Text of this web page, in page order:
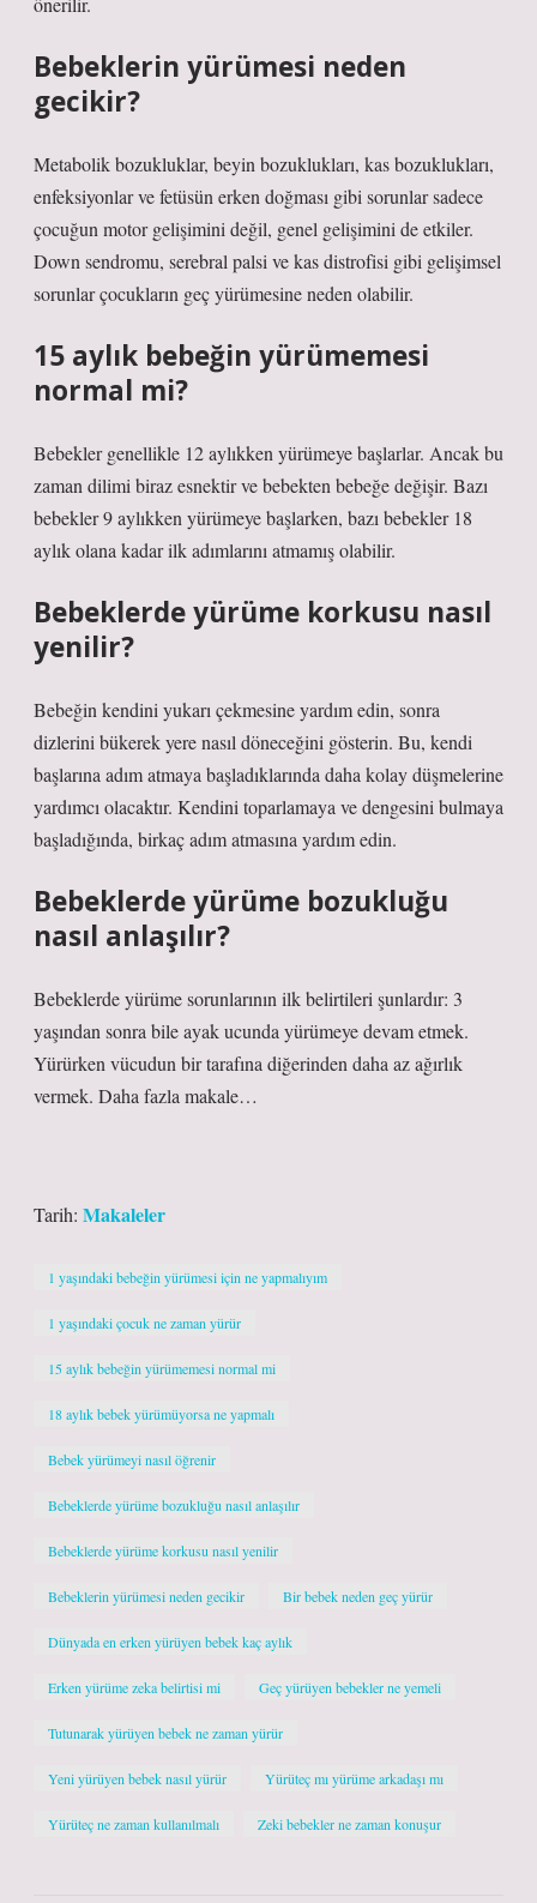
Bebeklerin yürümesi neden
gecikir?
Metabolik bozukluklar, beyin bozuklukları, kas bozuklukları,
enfeksiyonlar ve fetüsün erken doğması gibi sorunlar sadece
çocuğun motor gelişimini değil, genel gelişimini de etkiler.
Down sendromu, serebral palsi ve kas distrofisi gibi gelişimsel
sorunlar çocukların geç yürümesine neden olabilir.
15 aylık bebeğin yürümemesi
normal mi?
Bebekler genellikle 12 aylıkken yürümeye başlarlar. Ancak bu
zaman dilimi biraz esnektir ve bebekten bebeğe değişir. Bazı
bebekler 9 aylıkken yürümeye başlarken, bazı bebekler 18
aylık olana kadar ilk adımlarını atmamış olabilir.
Bebeklerde yürüme korkusu nasıl
yenilir?
Bebeğin kendini yukarı çekmesine yardım edin, sonra
dizlerini bükerek yere nasıl döneceğini gösterin. Bu, kendi
başlarına adım atmaya başladıklarında daha kolay düşmelerine
yardımcı olacaktır. Kendini toparlamaya ve dengesini bulmaya
başladığında, birkaç adım atmasına yardım edin.
Bebeklerde yürüme bozukluğu
nasıl anlaşılır?
Bebeklerde yürüme sorunlarının ilk belirtileri şunlardır: 3
yaşından sonra bile ayak ucunda yürümeye devam etmek.
Yürürken vücudun bir tarafına diğerinden daha az ağırlık
vermek. Daha fazla makale…
Tarih: Makaleler
1 yaşındaki bebeğin yürümesi için ne yapmalıyım
1 yaşındaki çocuk ne zaman yürür
15 aylık bebeğin yürümemesi normal mi
18 aylık bebek yürümüyorsa ne yapmalı
Bebek yürümeyi nasıl öğrenir
Bebeklerde yürüme bozukluğu nasıl anlaşılır
Bebeklerde yürüme korkusu nasıl yenilir
Bebeklerin yürümesi neden gecikir Bir bebek neden geç yürür
Dünyada en erken yürüyen bebek kaç aylık
Erken yürüme zeka belirtisi mi Geç yürüyen bebekler ne yemeli
Tutunarak yürüyen bebek ne zaman yürür
Yeni yürüyen bebek nasıl yürür Yürüteç mı yürüme arkadaşı mı
Yürüteç ne zaman kullanılmalı Zeki bebekler ne zaman konuşur